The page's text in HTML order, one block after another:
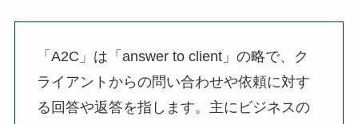
「A2C」は「answer to client」の略で、ク
ライアントからの問い合わせや依頼に対す
る回答や返答を指します。主にビジネスの